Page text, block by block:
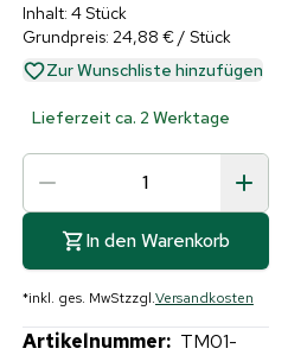
Inhalt: 4 Stück
Grundpreis: 24,88 € / Stück
Zur Wunschliste hinzufügen
Lieferzeit ca. 2 Werktage
In den Warenkorb
*inkl. ges. MwStzzgl.Versandkosten
Artikelnummer: TM01-